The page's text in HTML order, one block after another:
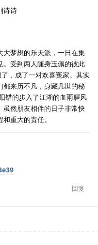
诗诗
大梦想的乐天派，一日在集
。受到两人随身玉佩的彼此
，成了一对欢喜冤家。其实
都来历不凡，身藏几世的秘
错的步入了江湖的血雨腥风
虽然朋友相伴的日子非常快
重大的责任。
回复